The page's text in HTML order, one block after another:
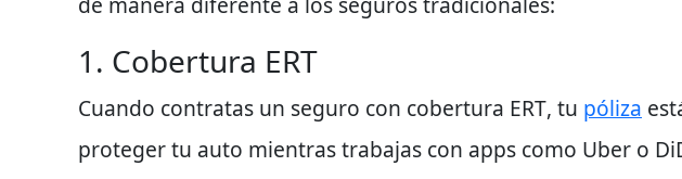
1. Cobertura ERT
Cuando contratas un seguro con cobertura ERT, tu póliza
proteger tu auto mientras trabajas con apps como Uber o